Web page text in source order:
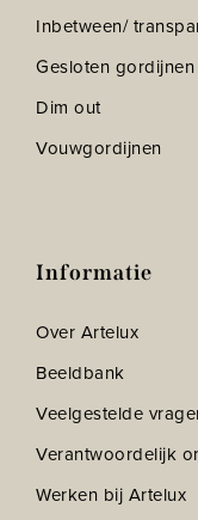
Inbetween/
Gesloten gordijnen
Dim out
Vouwgordijnen
Informatie
Over Artelux
Beeldbank
Veelgestelde
Verantwoordelijk
Werken bij Artelux